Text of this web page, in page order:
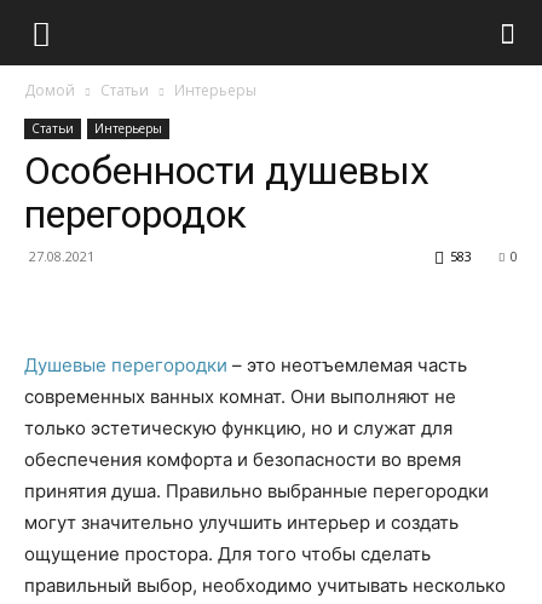
Домой Статьи Интерьеры
Статьи Интерьеры
Особенности душевых
перегородок
27.08.2021 0
583
Душевые перегородки – это неотъемлемая часть
современных ванных комнат. Они выполняют не
только эстетическую функцию, но и служат для
обеспечения комфорта и безопасности во время
принятия душа. Правильно выбранные перегородки
могут значительно улучшить интерьер и создать
ощущение простора. Для того чтобы сделать
правильный выбор, необходимо учитывать несколько